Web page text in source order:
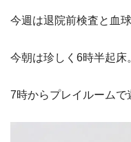
今週は退院前検査と血
今朝は珍しく6時半起床
7時からプレイルームで